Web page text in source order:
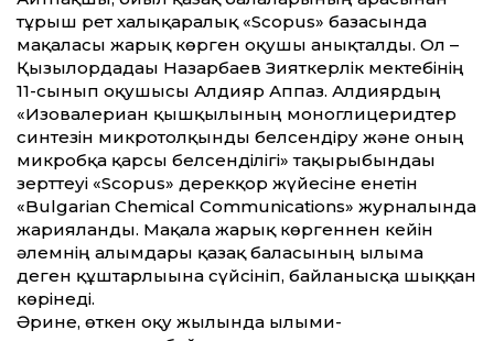
тұрғыш рет халықаралық «Scopus» базасында
мақаласы жарық көрген оқушы анықталды. Ол –
Қызылордадағы Назарбаев Зият­кер­лік мектебінің
11-сынып оқушысы Алдияр Аппаз. Алдиярдың
«Изовалериан қышқылының моноглицеридтер
синтезін мик­ротолқынды белсендіру және оның
микробқа қарсы белсенділігі» тақырыбындағы
зерт­теуі «Scopus» дерекқор жүйесіне енетін
«Bulgarian Chemical Communications» журналында
жарияланды. Мақала жарық көргеннен кейін
әлемнің ғалымдары қазақ баласының ғылымға
деген құштарлығына сүйсініп, байланысқа шыққан
көрінеді.
Әрине, өткен оқу жылында ғы­лыми-